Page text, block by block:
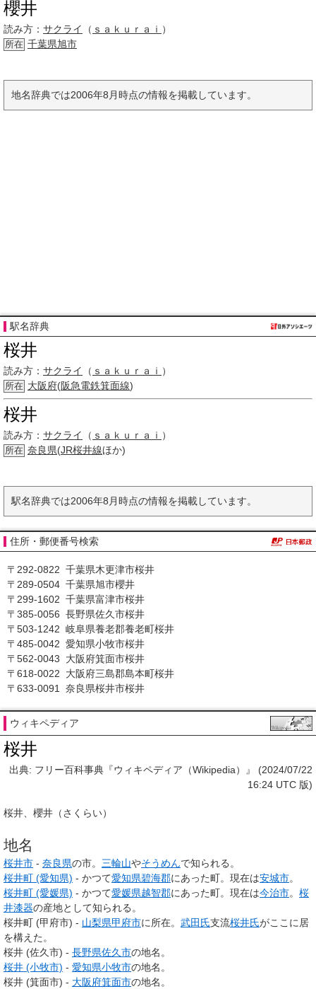
櫻井
読み方： サクライ （ ｓａｋｕｒａｉ ）
所在 千葉県旭市
地名辞典では2006年8月時点の情報を掲載しています。
駅名辞典
桜井
読み方： サクライ （ ｓａｋｕｒａｉ ）
所在 大阪府(阪急電鉄箕面線)
桜井
読み方： サクライ （ ｓａｋｕｒａｉ ）
所在 奈良県(JR桜井線ほか)
駅名辞典では2006年8月時点の情報を掲載しています。
住所・郵便番号検索
〒292-0822 千葉県木更津市桜井
〒289-0504 千葉県旭市櫻井
〒299-1602 千葉県富津市桜井
〒385-0056 長野県佐久市桜井
〒503-1242 岐阜県養老郡養老町桜井
〒485-0042 愛知県小牧市桜井
〒562-0043 大阪府箕面市桜井
〒618-0022 大阪府三島郡島本町桜井
〒633-0091 奈良県桜井市桜井
ウィキペディア
桜井
出典: フリー百科事典『ウィキペディア（Wikipedia）』 (2024/07/22
16:24 UTC 版)
桜井、 櫻井 （さくらい）
地名
桜井市 - 奈良県の市。 三輪山やそうめんで知られる。
桜井町 (愛知県) - かつて愛知県碧海郡にあった町。現在は安城市。
桜井町 (愛媛県) - かつて愛媛県越智郡にあった町。現在は今治市。 桜
井漆器の産地として知られる。
桜井町 (甲府市) - 山梨県甲府市に所在。 武田氏支流桜井氏がここに居
を構えた。
桜井 (佐久市) - 長野県佐久市の地名。
桜井 (小牧市) - 愛知県小牧市の地名。
桜井 (箕面市) - 大阪府箕面市の地名。